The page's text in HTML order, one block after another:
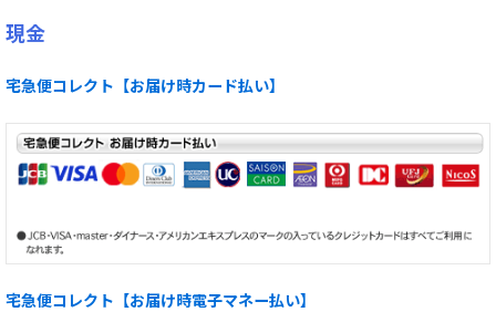
現金
宅急便コレクト【お届け時カード払い】
宅急便コレクト【お届け時電子マネー払い】